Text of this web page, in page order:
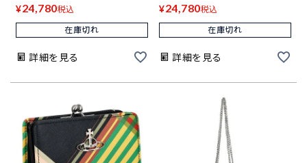
¥24,780税込
在庫切れ
詳細を見る
¥24,780税込
在庫切れ
詳細を見る